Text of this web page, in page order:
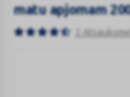
2
matu apjomam